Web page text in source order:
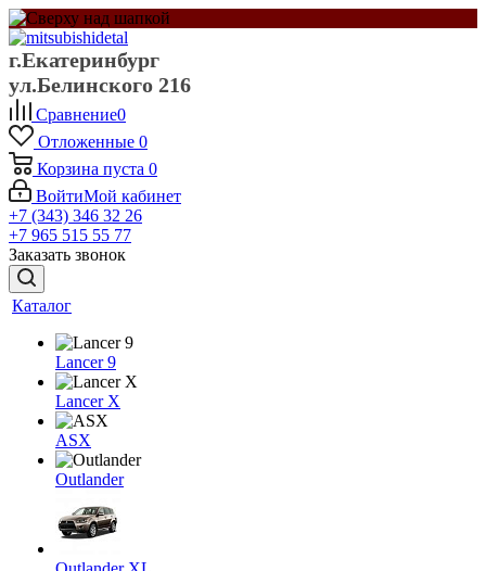
г.Екатеринбург
ул.Белинского 216
Сравнение0
Отложенные 0
Корзина пуста 0
ВойтиМой кабинет
+7 (343) 346 32 26
+7 965 515 55 77
Заказать звонок
Каталог
Lancer 9
Lancer X
ASX
Outlander